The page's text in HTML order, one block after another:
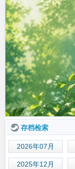
存档检索
2026年07月
2025年12月